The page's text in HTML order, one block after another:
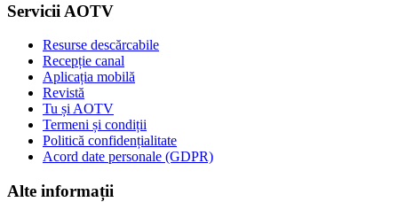
Servicii AOTV
Resurse descărcabile
Recepție canal
Aplicația mobilă
Revistă
Tu și AOTV
Termeni și condiții
Politică confidențialitate
Acord date personale (GDPR)
Alte informații